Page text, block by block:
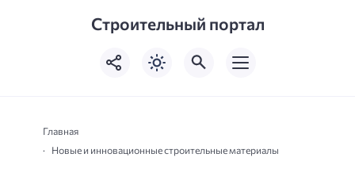
Строительный портал
Главная
Новые и инновационные строительные материалы